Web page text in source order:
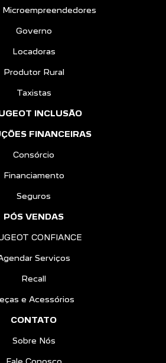
Microempreendedores
Governo
Locadoras
Produtor Rural
Taxistas
INCLUSÃO
FINANCEIRAS
Consórcio
Financiamento
Seguros
PÓS VENDAS
CONFIANCE
Serviços
Recall
e Acessórios
CONTATO
Sobre Nós